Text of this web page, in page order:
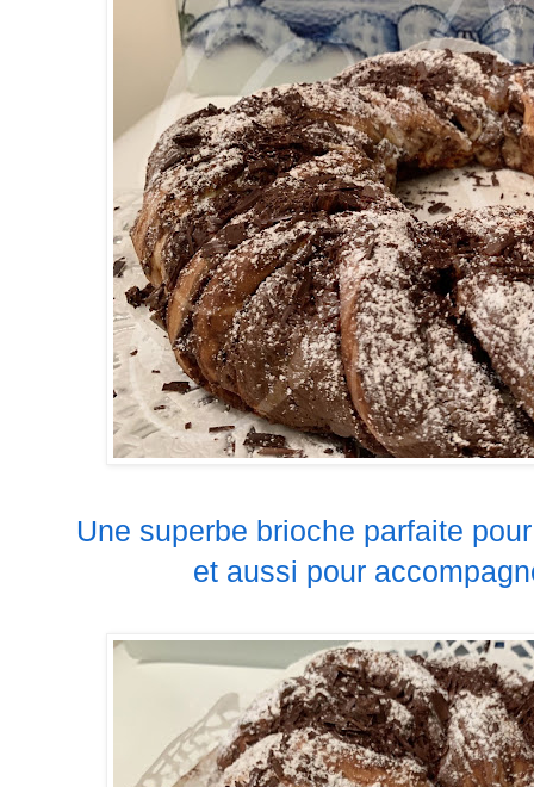
Une superbe brioche parfaite
et aussi pour